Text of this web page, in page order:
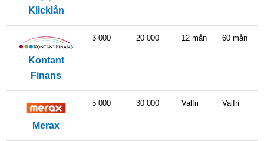
Klicklån
Kontant
Finans
3 000 20 000 12 mån 60 mån
Merax
5 000 30 000 Valfri Valfri